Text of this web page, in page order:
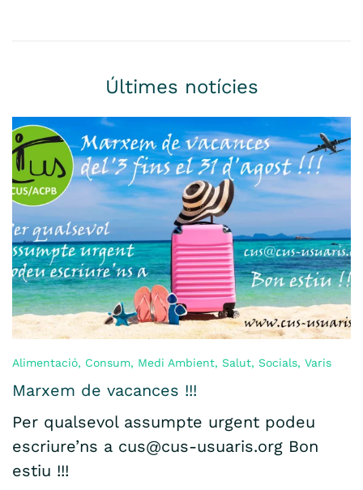
Últimes notícies
Alimentació, Consum, Medi Ambient, Salut, Socials, Varis
Marxem de vacances !!!
Per qualsevol assumpte urgent podeu
escriure’ns a cus@cus-usuaris.org Bon
estiu !!!